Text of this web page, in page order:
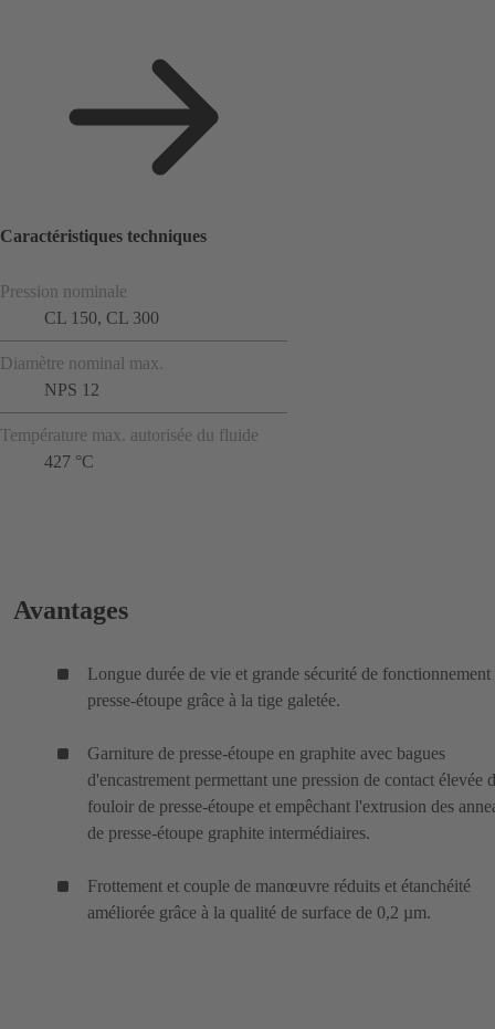
Caractéristiques techniques
Pression nominale
CL 150, CL 300
Diamètre nominal max.
NPS 12
Température max. autorisée du fluide
427 °C
Avantages
Longue durée de vie et grande sécurité de fonctionnement
presse-étoupe grâce à la tige galetée.
Garniture de presse-étoupe en graphite avec bagues
d'encastrement permettant une pression de contact élevée
fouloir de presse-étoupe et empêchant l'extrusion des
de presse-étoupe graphite intermédiaires.
Frottement et couple de manœuvre réduits et étanchéité
améliorée grâce à la qualité de surface de 0,2 µm.